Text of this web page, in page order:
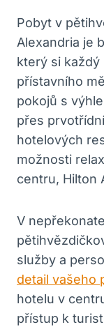
Pobyt v
Alexandria je
který si
přístavního
pokojů s
přes
hotelových
možnosti
centru, Hilton
V
služby a
detail vašeho
hotelu v
přístup k